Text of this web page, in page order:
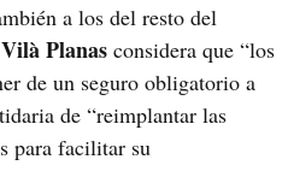
a los del resto del
Planas considera que “los
de un seguro obligatorio a
de “reimplantar las
para facilitar su